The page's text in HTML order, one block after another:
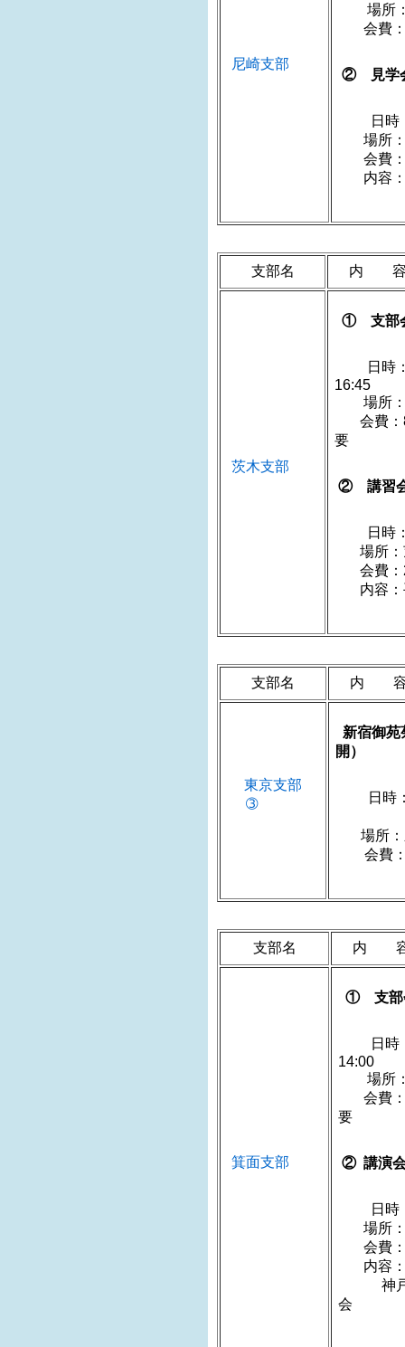
尼崎支部
場所：
② 見学
日時：
場所：
会費
内容：
支部名 内
茨木支部
① 支部
日時
場所：
会費
② 講習
日時：
場所：
会費
内容：
支部名 内
東京支部
➂
新宿御苑
日時
場
会費：
支部名 内
箕面支部
① 支部
日時
場所：
会費
② 講演
日時：
場所：
会費
内容：
神戸女
会